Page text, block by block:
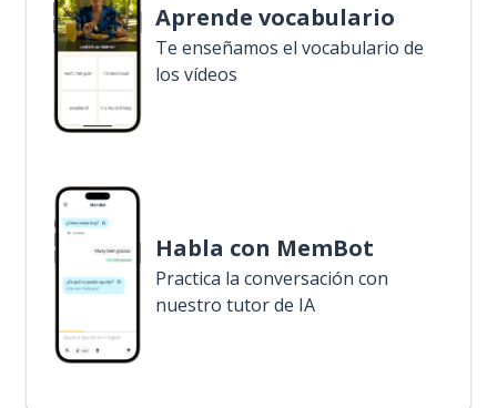
Aprende vocabulario
Te enseñamos el vocabulario de
los vídeos
Habla con MemBot
Practica la conversación con
nuestro tutor de IA